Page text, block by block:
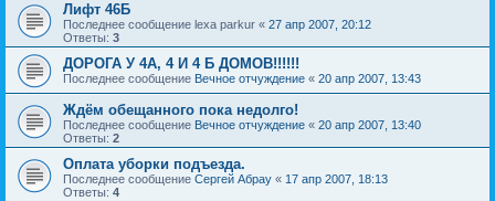
Лифт 46Б
Последнее сообщение lexa parkur « 27 апр 2007, 20:12
Ответы: 3
ДОРОГА У 4А, 4 И 4 Б ДОМОВ!!!!!!
Последнее сообщение Вечное отчуждение « 20 апр 2007, 13:43
Ждём обещанного пока недолго!
Последнее сообщение Вечное отчуждение « 20 апр 2007, 13:40
Ответы: 2
Оплата уборки подъезда.
Последнее сообщение Сергей Абрау « 17 апр 2007, 18:13
Ответы: 4